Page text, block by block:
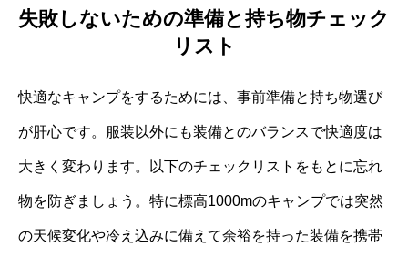
失敗しないための準備と持ち物チェック
リスト
快適なキャンプをするためには、事前準備と持ち物選び
が肝心です。服装以外にも装備とのバランスで快適度は
大きく変わります。以下のチェックリストをもとに忘れ
物を防ぎましょう。特に標高1000mのキャンプでは突然
の天候変化や冷え込みに備えて余裕を持った装備を携帯